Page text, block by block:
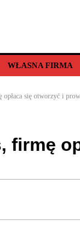
WŁASNA FIRMA
opłaca się otworzyć i
firmę